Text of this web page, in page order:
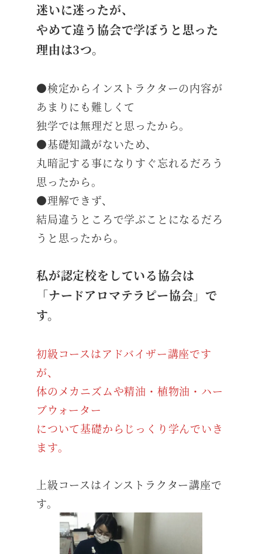
迷いに迷ったが、
やめて違う協会で学ぼうと思った
理由は3つ。
●検定からインストラクターの内容が
あまりにも難しくて
独学では無理だと思ったから。
●基礎知識がないため、
丸暗記する事になりすぐ忘れるだろう
思ったから。
●理解できず、
結局違うところで学ぶことになるだろ
うと思ったから。
私が認定校をしている協会は
「ナードアロマテラピー協会」で
す。
初級コースはアドバイザー講座です
が、
体のメカニズムや精油・植物油・ハー
ブウォーター
について基礎からじっくり学んでいき
ます。
上級コースはインストラクター講座で
す。